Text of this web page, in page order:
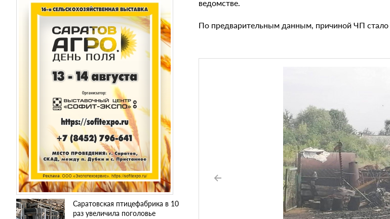
Саратовская птицефабрика в 10
раз увеличила поголовье
ведомстве.
По предварительным данным, причиной ЧП стало